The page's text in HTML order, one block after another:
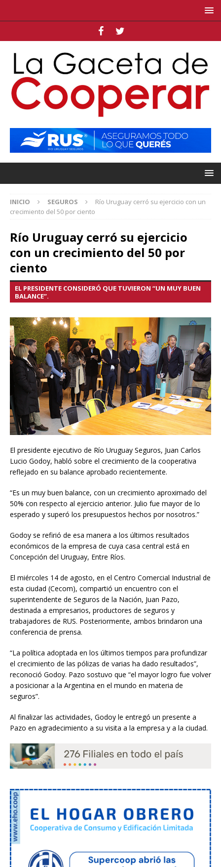
INICIO SEGUROS
Río Uruguay cerró su ejercicio con un
crecimiento del 50 por ciento
Río Uruguay cerró su ejercicio
con un crecimiento del 50 por
ciento
EL PRESIDENTE CONSIDERÓ QUE TUVIERON “UN MUY BUEN
BALANCE”.
El presidente ejecutivo de Río Uruguay Seguros, Juan Carlos
Lucio Godoy, habló sobre el crecimiento de la cooperativa
reflejado en su balance aprobado recientemente.
“Es un muy buen balance, con un crecimiento aproximado del
50% con respecto al ejercicio anterior. Julio fue mayor de lo
esperado y superó los presupuestos hechos por nosotros.”
Godoy se refirió de esa manera a los últimos resultados
económicos de la empresa de cuya casa central está en
Concepción del Uruguay, Entre Ríos.
El miércoles 14 de agosto, en el Centro Comercial Industrial de
esta ciudad (Cecom), compartió un encuentro con el
superintendente de Seguros de la Nación, Juan Pazo,
destinada a empresarios, productores de seguros y
trabajadores de RUS. Posteriormente, ambos brindaron una
conferencia de prensa.
“La política adoptada en los últimos tiempos para profundizar
el crecimiento de las pólizas de varias ha dado resultados”,
reconoció Godoy. Pazo sostuvo que “el mayor logro fue volver
a posicionar a la Argentina en el mundo en materia de
seguros”.
Al finalizar las actividades, Godoy le entregó un presente a
Pazo en agradecimiento a su visita a la empresa y a la ciudad.